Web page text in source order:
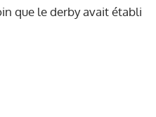
que le derby avait établi